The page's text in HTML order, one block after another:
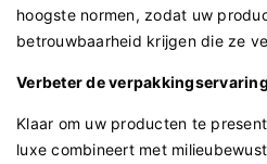
hoogste normen, zodat uw
betrouwbaarheid krijgen die ze
Verbeter de
Klaar om uw producten te
luxe combineert met